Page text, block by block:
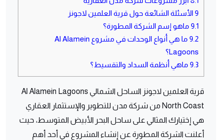
9 الأسئلة الشائعة حول قرية العلمين لاجونز
9.1 ماهو إسم الشركة المطورة؟
9.2
ما هي أنواع الوحدات في مشروع Al Alamein
Lagoons؟
9.3 ماهي أنظمة السداد والتقسيط؟
قرية العلمين لاجونز الساحل الشمالي Al Alamein Lagoons
North Coast من شركة مدن للتطوير والإستثمار العقاري
هي إختيارك المثالي على ساحل البحر الأبيض المتوسط، حيث
أعلنت الشركة المطورة عن إنشاء المشروع في أحد أهم